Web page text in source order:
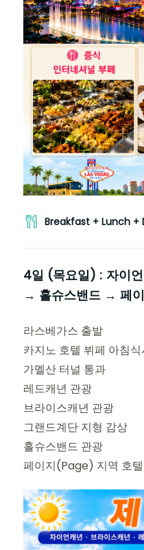
Breakfast + Lunch +
4일 (목요일) : 자이
→ 홀슈스밴드 → 페
라스베가스 출발
카지노 호텔 뷔페 아침
가멜산 터널 통과
레드캐년 관광
브라이스캐년 관광
그랜드계단 지형 감상
홀슈스밴드 관광
페이지(Page) 지역 호